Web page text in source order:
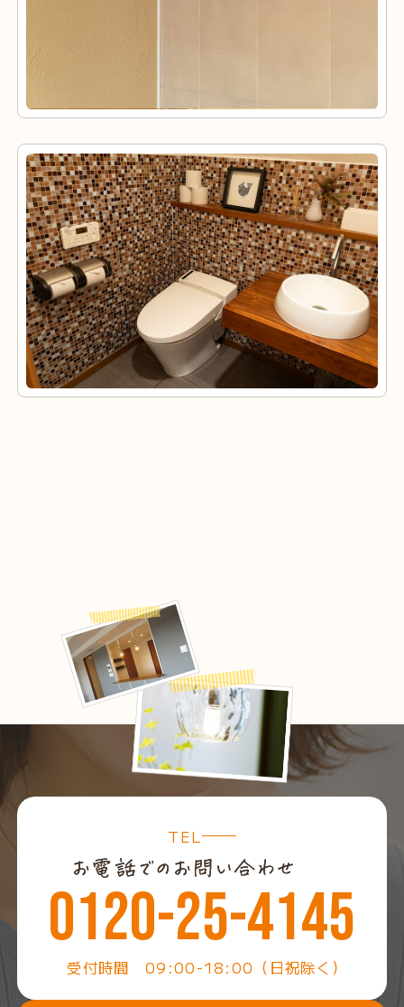
TEL
0120-25-4145
受付時間 09:00-18:00（日祝除く）